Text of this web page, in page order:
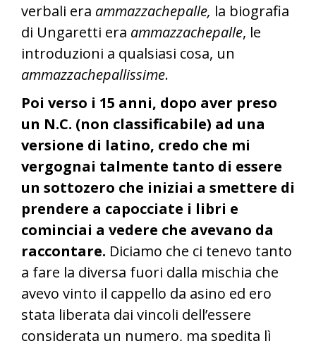
verbali era ammazzachepalle, la biografia
di Ungaretti era ammazzachepalle, le
introduzioni a qualsiasi cosa, un
ammazzachepallissime.
Poi verso i 15 anni, dopo aver preso
un N.C. (non classificabile) ad una
versione di latino, credo che mi
vergognai talmente tanto di essere
un sottozero che iniziai a smettere di
prendere a capocciate i libri e
cominciai a vedere che avevano da
raccontare. Diciamo che ci tenevo tanto
a fare la diversa fuori dalla mischia che
avevo vinto il cappello da asino ed ero
stata liberata dai vincoli dell’essere
considerata un numero, ma spedita lì